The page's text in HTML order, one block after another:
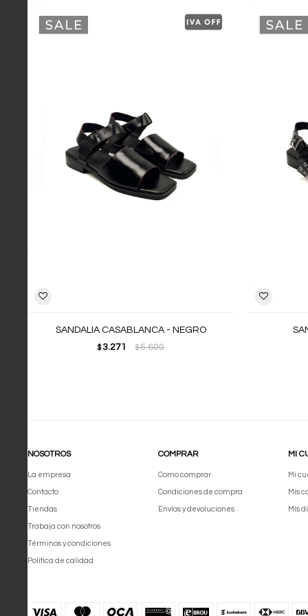
SANDALIA CASABLANCA - NEGRO
$3.271 $5.600
NOSOTROS
La empresa
Contacto
Tiendas
Trabaja con nosotros
Términos y condiciones
Política de calidad
COMPRAR
Como comprar
Condiciones de compra
Envíos y devoluciones
MI
Mi
Mis
Mis